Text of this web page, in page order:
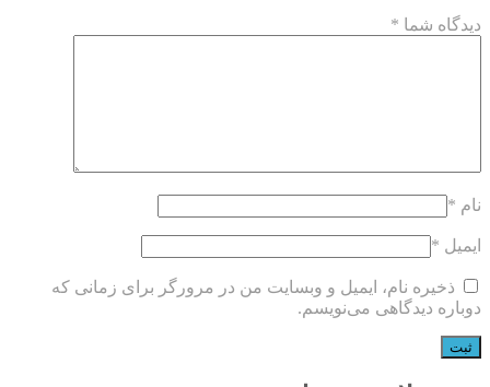
دیدگاه شما *
نام *
ایمیل *
ذخیره نام، ایمیل و وبسایت من در مرورگر برای زمانی که
دوباره دیدگاهی می‌نویسم.